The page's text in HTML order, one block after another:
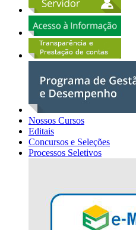
Nossos Cursos
Editais
Concursos e Seleções
Processos Seletivos